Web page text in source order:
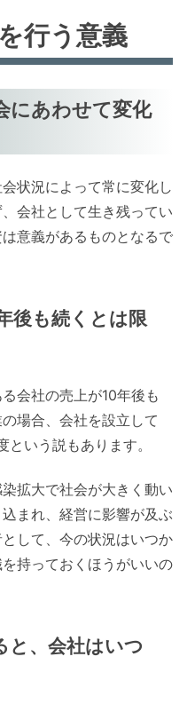
行う意義
にあわせて変化
状況によって常に変化し
会社として生き残ってい
意義があるものとなるで
後も続くとは限
会社の売上が10年後も
場合、会社を設立して
いう説もあります。
拡大で社会が大きく動い
まれ、経営に影響が及ぶ
して、今の状況はいつか
持っておくほうがいいの
と、会社はいつ